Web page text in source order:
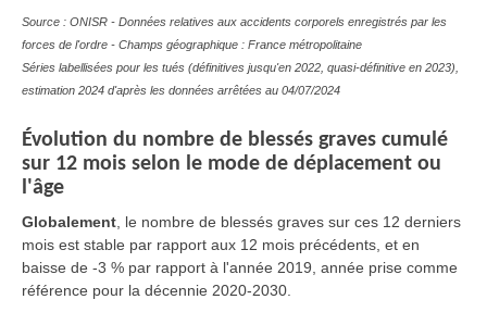
Source : ONISR - Données relatives aux accidents corporels enregistrés par les
forces de l'ordre - Champs géographique : France métropolitaine
Séries labellisées pour les tués (définitives jusqu'en 2022, quasi-définitive en 2023),
estimation 2024 d'après les données arrêtées au 04/07/2024
Évolution du nombre de blessés graves cumulé
sur 12 mois selon le mode de déplacement ou
l'âge
Globalement , le nombre de blessés graves sur ces 12 derniers
mois est stable par rapport aux 12 mois précédents, et en
baisse de -3 % par rapport à l'année 2019, année prise comme
référence pour la décennie 2020-2030.